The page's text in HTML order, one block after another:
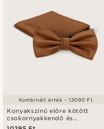
Konyakszínű előre kötött
csokornyakkendő és
díszzsebkendő szett
Kombinált érték - 12090 Ft